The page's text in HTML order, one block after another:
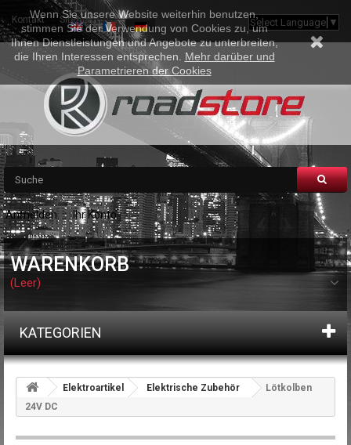
Kontakt Sitemap Select Language ▼
Anmelden Ihr Konto
WARENKORB
(Leer)
KATEGORIEN
Elektroartikel Elektrische Zubehör
Lötkolben
24V DC
Wenn Sie unsere Website weiterhin benutzen,
stimmen Sie der Verwendung von Cookies zu, um
Ihnen Dienstleistungen und Angebote zu unterbreiten,
die Ihren Interessen entsprechen. Mehr darüber und
Parametrieren der Cookies